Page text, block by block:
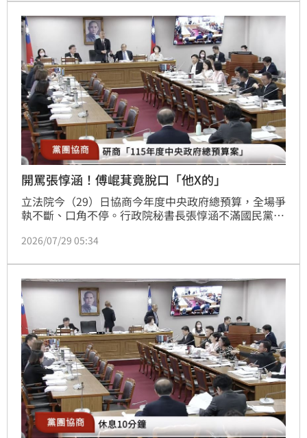
布協商結束。
開罵張惇涵！傅崐萁竟脫口「他X的」
立法院今（29）日協商今年度中央政府總預算，全場爭
執不斷、口角不停。行政院秘書長張惇涵不滿國民黨提
法接受。國民黨團總召傅崐萁竟直接脫口「他X的」，
崐萁不僅不道歉，更對綠委李柏毅大罵「臭俗辣是在講
什麼？」立法院長韓國瑜對此卻直接宣布協商結束，明
天再開。
2026/07/29 05:34